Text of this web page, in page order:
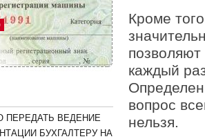
Кроме
каждый
вопрос
нельзя.
ПЕРЕДАТЬ ВЕДЕНИЕ
БУХГАЛТЕРУ НА